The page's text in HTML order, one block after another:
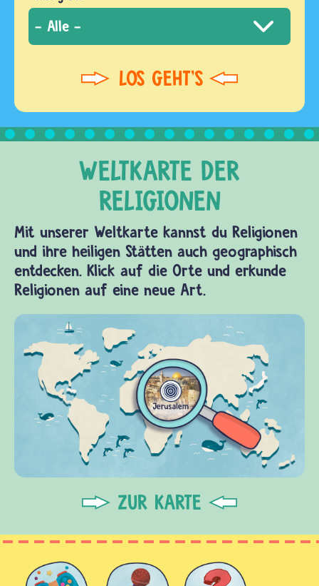
Mit unserer Weltkarte kannst du Religionen
und ihre heiligen Stätten auch geographisch
entdecken. Klick auf die Orte und erkunde
Religionen auf eine neue Art.
ZUR KARTE